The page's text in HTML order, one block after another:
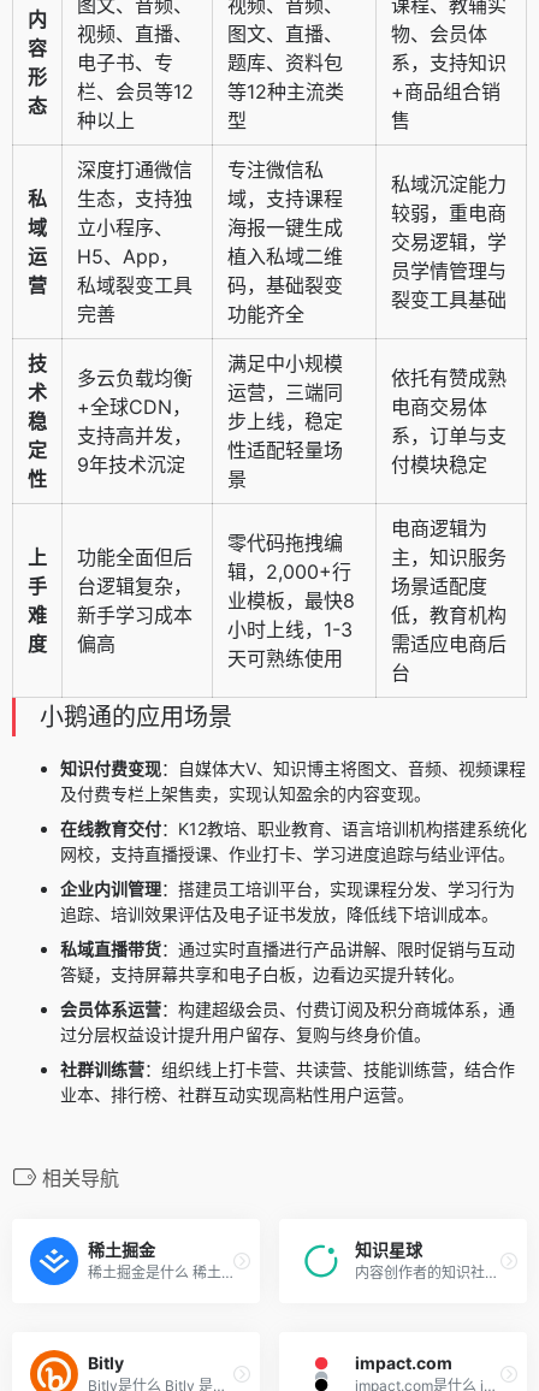
内
容
形
态
视频、直播、
电子书、专
栏、会员等12
种以上
图文、直播、
题库、资料包
等12种主流类
型
物、会员体
系，支持知识
+商品组合销
售
私
域
运
营
深度打通微信
生态，支持独
立小程序、
H5、App，
私域裂变工具
完善
专注微信私
域，支持课程
海报一键生成
植入私域二维
码，基础裂变
功能齐全
私域沉淀能力
较弱，重电商
交易逻辑，学
员学情管理与
裂变工具基础
技
术
稳
定
性
多云负载均衡
+全球CDN，
支持高并发，
9年技术沉淀
满足中小规模
运营，三端同
步上线，稳定
性适配轻量场
景
依托有赞成熟
电商交易体
系，订单与支
付模块稳定
上
手
难
度
功能全面但后
台逻辑复杂，
新手学习成本
偏高
零代码拖拽编
辑，2,000+行
业模板，最快8
小时上线，1-3
天可熟练使用
电商逻辑为
主，知识服务
场景适配度
低，教育机构
需适应电商后
台
小鹅通的应用场景
知识付费变现：自媒体大V、知识博主将图文、音频、视频课程
及付费专栏上架售卖，实现认知盈余的内容变现。
在线教育交付：K12教培、职业教育、语言培训机构搭建系统化
网校，支持直播授课、作业打卡、学习进度追踪与结业评估。
企业内训管理：搭建员工培训平台，实现课程分发、学习行为
追踪、培训效果评估及电子证书发放，降低线下培训成本。
私域直播带货：通过实时直播进行产品讲解、限时促销与互动
答疑，支持屏幕共享和电子白板，边看边买提升转化。
会员体系运营：构建超级会员、付费订阅及积分商城体系，通
过分层权益设计提升用户留存、复购与终身价值。
社群训练营：组织线上打卡营、共读营、技能训练营，结合作
业本、排行榜、社群互动实现高粘性用户运营。
相关导航
稀土掘金
稀土掘金是什么 稀土掘金是国...
知识星球
内容创作者的知识社群运营工具
Bitly
Bitly是什么 Bitly 是全球领...
impact.com
impact.com是什么 impact.com...